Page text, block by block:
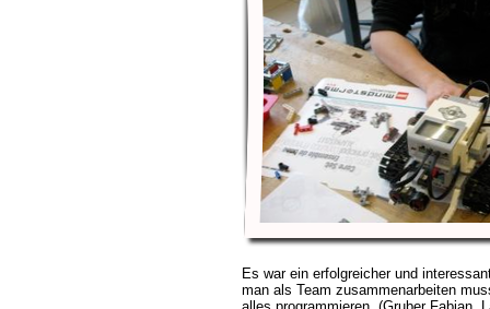
Es war ein erfolgreicher und
man als Team zusammenarbeiten